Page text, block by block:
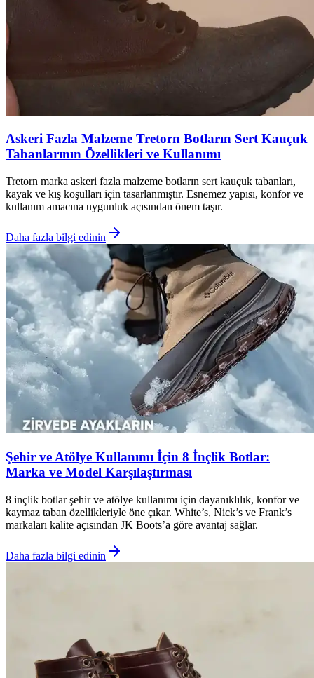
Askeri Fazla Malzeme Tretorn Botların Sert Kauçuk
Tabanlarının Özellikleri ve Kullanımı
Tretorn marka askeri fazla malzeme botların sert kauçuk tabanları,
kayak ve kış koşulları için tasarlanmıştır. Esnemez yapısı, konfor ve
kullanım amacına uygunluk açısından önem taşır.
Daha fazla bilgi edinin
Şehir ve Atölye Kullanımı İçin 8 İnçlik Botlar:
Marka ve Model Karşılaştırması
8 inçlik botlar şehir ve atölye kullanımı için dayanıklılık, konfor ve
kaymaz taban özellikleriyle öne çıkar. White’s, Nick’s ve Frank’s
markaları kalite açısından JK Boots’a göre avantaj sağlar.
Daha fazla bilgi edinin